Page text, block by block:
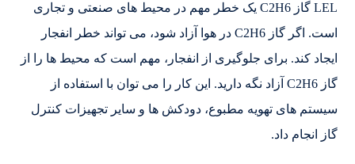
LEL گاز C2H6 یک خطر مهم در محیط های صنعتی و تجاری
است. اگر گاز C2H6 در هوا آزاد شود، می تواند خطر انفجار
ایجاد کند. برای جلوگیری از انفجار، مهم است که محیط ها را از
گاز C2H6 آزاد نگه دارید. این کار را می توان با استفاده از
سیستم های تهویه مطبوع، دودکش ها و سایر تجهیزات کنترل
گاز انجام داد.